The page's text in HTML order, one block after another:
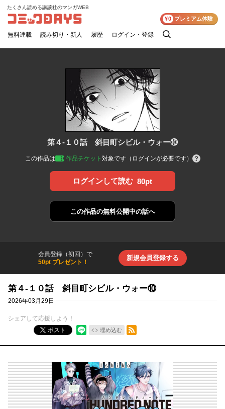
コミックDAYS
たくさん読める講談社のマンガWEB
無料連載 読み切り・新人 履歴 ログイン・登録
検
¥0 プレミアム体験
第４-１０話 斜目町シビル・ウォー⑩
この作品は 作品チケット 対象です（ログインが必要です）
ログインして読む 80pt
この作品の無料公開中の話へ
会員登録（初回）で
50pt プレゼント！
新規会員登録する
第４-１０話 斜目町シビル・ウォー⑩
2026年03月29日
シェアして応援しよう！
ポスト
埋め込む
RSSフィード